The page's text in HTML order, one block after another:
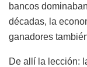
bancos
décadas, la
ganadores
De allí la lección: